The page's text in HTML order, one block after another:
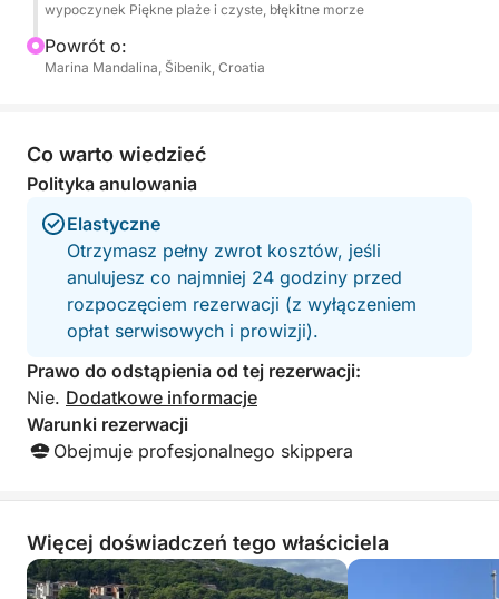
atmosferę. Później kotwica opada w spokojnej
zatoce, gdzie woda jest czysta, spokojna i
zachęcająca – idealna do pływania, snurkowania lub
Na pokładzie znajdziesz wszystko, czego
potrzebujesz do komfortu: leżaki, słodką wodę,
małą kuchnię, toaletę i sprzęt do snurkowania.
Bez sztywnego harmonogramu. Bez pośpiechu.
Po prostu relaksujący dzień na morzu,
ukształtowany całkowicie wokół Ciebie.
wypoczynek Piękne plaże i czyste, błękitne morze
Powrót o:
Marina Mandalina, Šibenik, Croatia
Co warto wiedzieć
Polityka anulowania
Elastyczne
Otrzymasz pełny zwrot kosztów, jeśli
anulujesz co najmniej 24 godziny przed
rozpoczęciem rezerwacji (z wyłączeniem
opłat serwisowych i prowizji).
Prawo do odstąpienia od tej rezerwacji:
Nie. Dodatkowe informacje
Warunki rezerwacji
Obejmuje profesjonalnego skippera
Więcej doświadczeń tego właściciela